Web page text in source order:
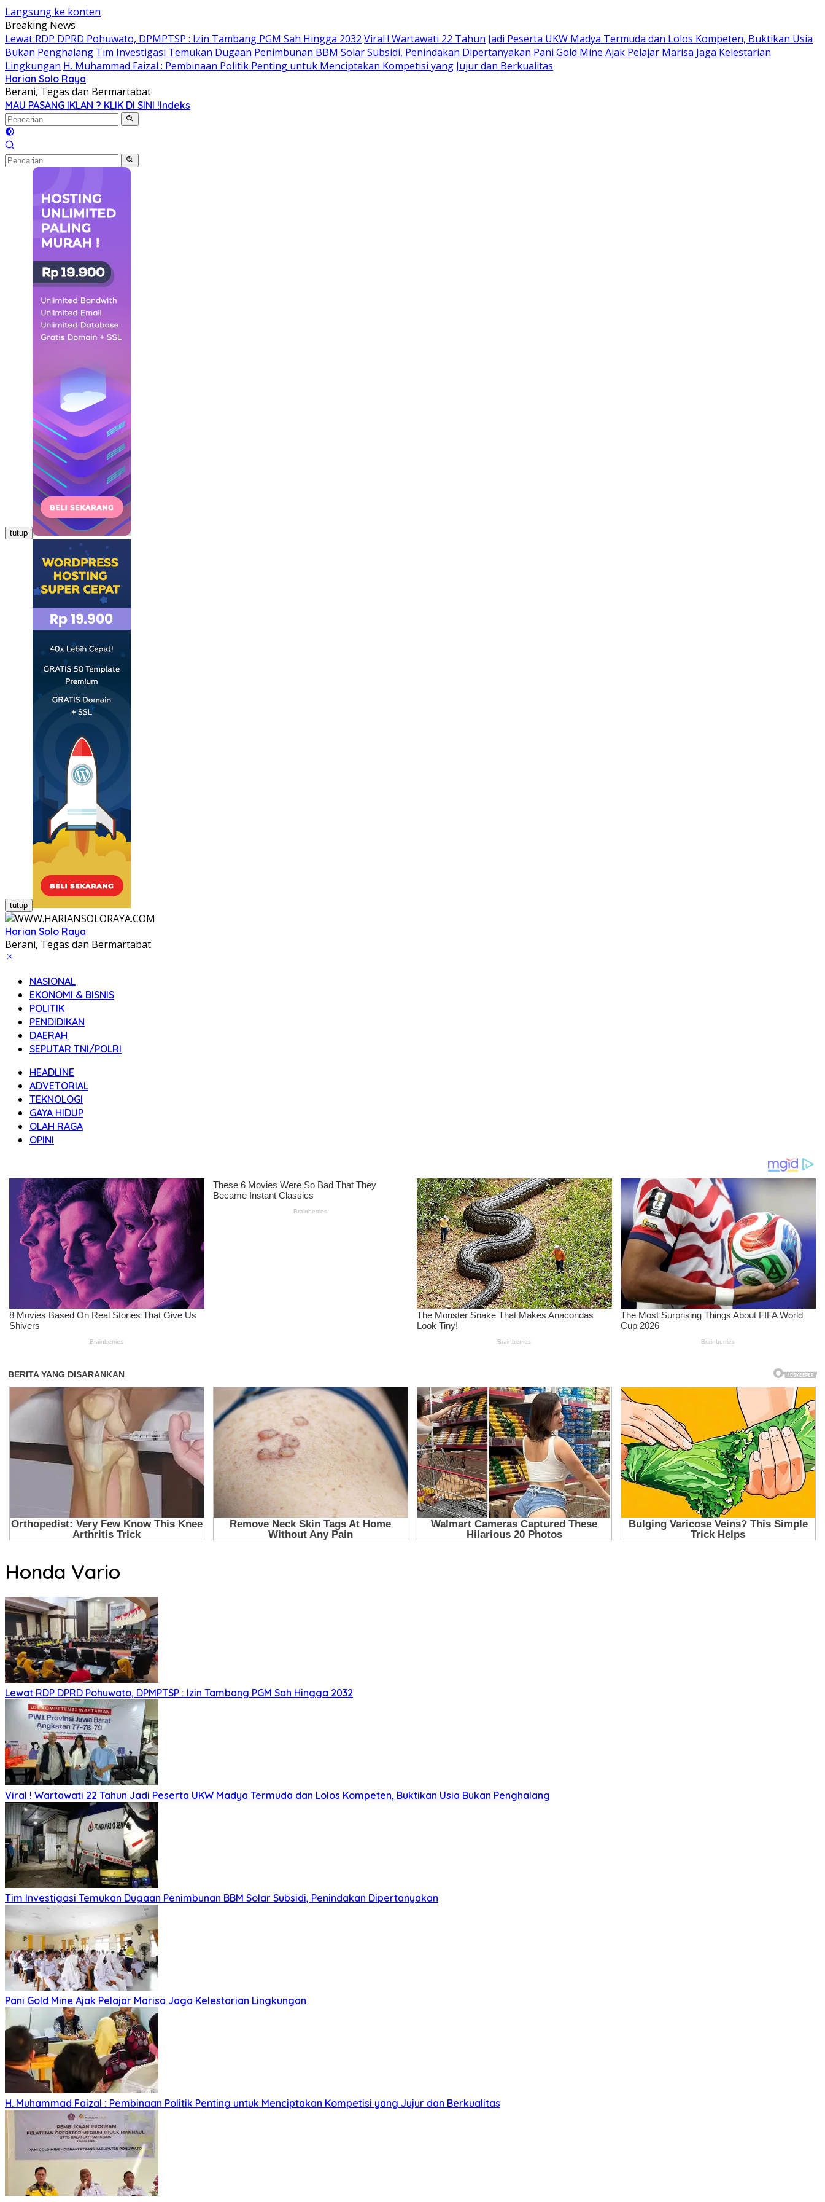
Langsung ke konten
Breaking News
Lewat RDP DPRD Pohuwato, DPMPTSP : Izin Tambang PGM Sah Hingga 2032 Viral ! Wartawati 22 Tahun Jadi Peserta UKW Madya Termuda dan Lolos Kompeten, Buktikan Usia
Bukan Penghalang Tim Investigasi Temukan Dugaan Penimbunan BBM Solar Subsidi, Penindakan Dipertanyakan Pani Gold Mine Ajak Pelajar Marisa Jaga Kelestarian
Lingkungan H. Muhammad Faizal : Pembinaan Politik Penting untuk Menciptakan Kompetisi yang Jujur dan Berkualitas
Harian Solo Raya
Berani, Tegas dan Bermartabat
MAU PASANG IKLAN ? KLIK DI SINI !Indeks
tutup
tutup
Harian Solo Raya
Berani, Tegas dan Bermartabat
NASIONAL
EKONOMI & BISNIS
POLITIK
PENDIDIKAN
DAERAH
SEPUTAR TNI/POLRI
HEADLINE
ADVETORIAL
TEKNOLOGI
GAYA HIDUP
OLAH RAGA
OPINI
Honda Vario
Lewat RDP DPRD Pohuwato, DPMPTSP : Izin Tambang PGM Sah Hingga 2032
Viral ! Wartawati 22 Tahun Jadi Peserta UKW Madya Termuda dan Lolos Kompeten, Buktikan Usia Bukan Penghalang
Tim Investigasi Temukan Dugaan Penimbunan BBM Solar Subsidi, Penindakan Dipertanyakan
Pani Gold Mine Ajak Pelajar Marisa Jaga Kelestarian Lingkungan
H. Muhammad Faizal : Pembinaan Politik Penting untuk Menciptakan Kompetisi yang Jujur dan Berkualitas